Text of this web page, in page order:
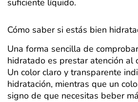
suficiente líquido.
Cómo saber si estás bien
Una forma sencilla de
hidratado es prestar atención al
Un color claro y transparente
hidratación, mientras que un
signo de que necesitas beber